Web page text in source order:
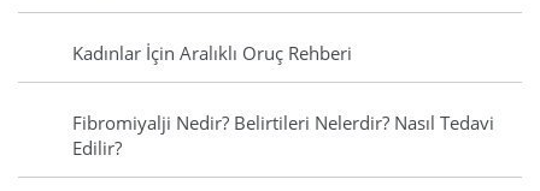
Kadınlar İçin Aralıklı Oruç Rehberi
Fibromiyalji Nedir? Belirtileri Nelerdir? Nasıl Tedavi
Edilir?